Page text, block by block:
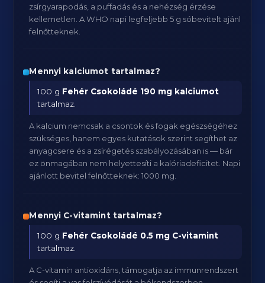
zsírgyarapodás, a puffadás és a nehézség érzése
kellemetlen. A WHO napi legfeljebb 5 g sóbevitelt ajánl
felnőtteknek.
Mennyi kalciumot tartalmaz?
100 g Fehér Csokoládé 190 mg kalciumot
tartalmaz.
A kalcium nemcsak a csontok és fogak egészségéhez
szükséges, hanem egyes kutatások szerint segíthet az
anyagcsere és a zsírégetés szabályozásában is — bár
ez önmagában nem helyettesíti a kalóriadeficitet. Napi
ajánlott bevitel felnőtteknek: 1000 mg.
Mennyi C-vitamint tartalmaz?
100 g Fehér Csokoládé 0.5 mg C-vitamint
tartalmaz.
A C-vitamin antioxidáns, támogatja az immunrendszert